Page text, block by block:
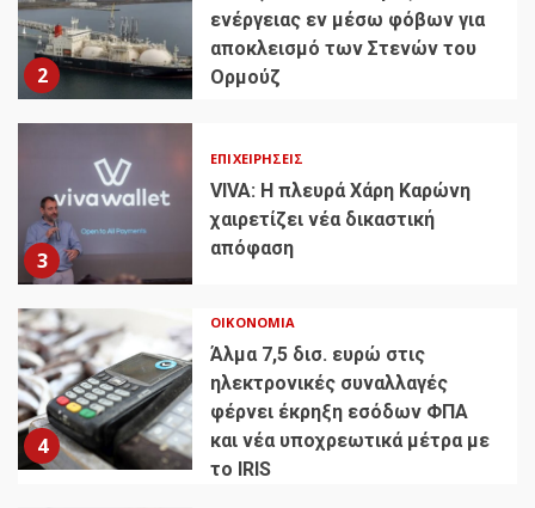
2
ενέργειας εν μέσω φόβων για
αποκλεισμό των Στενών του
Ορμούζ
3
ΕΠΙΧΕΙΡΉΣΕΙΣ
VIVA: Η πλευρά Χάρη Καρώνη
χαιρετίζει νέα δικαστική
απόφαση
4
ΟΙΚΟΝΟΜΊΑ
Άλμα 7,5 δισ. ευρώ στις
ηλεκτρονικές συναλλαγές
φέρνει έκρηξη εσόδων ΦΠΑ
και νέα υποχρεωτικά μέτρα με
το IRIS